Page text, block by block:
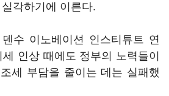
각하기에 이른다.
수 이노베이션 인스티튜트 연
인상 때에도 정부의 노력들이
세 부담을 줄이는 데는 실패했